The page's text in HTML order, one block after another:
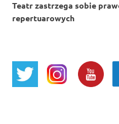
Teatr zastrzega sobie
repertuarowych